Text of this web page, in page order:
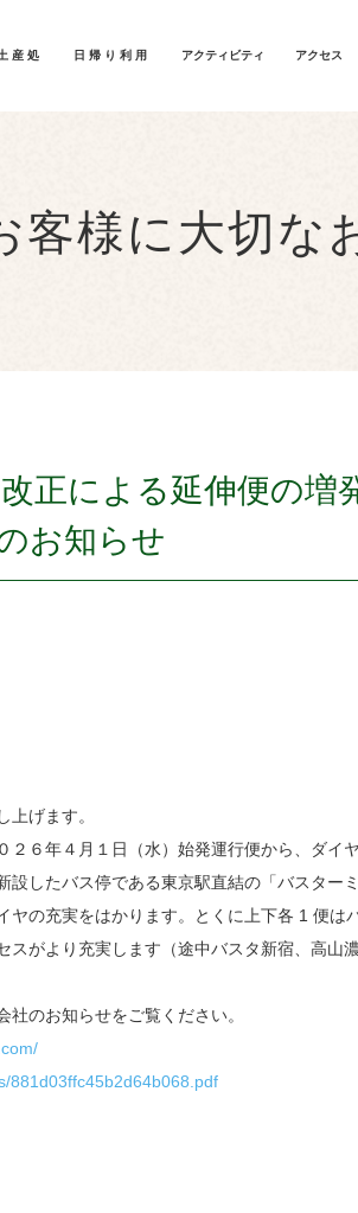
産処 日帰り利用 アクティビティ アクセス
客様に大切な
正による延伸便の
お知らせ
げます。
６年４月１日（水）始発運行便から、ダイ
設したバス停である東京駅直結の「バスター
ヤの充実をはかります。とくに上下各 1 便
がより充実します（途中バスタ新宿、高山
のお知らせをご覧ください。
881d03ffc45b2d64b068.pdf